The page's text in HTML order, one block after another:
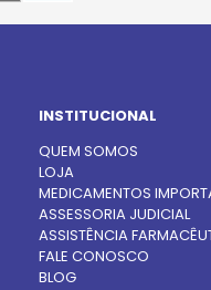
INSTITUCIONAL
QUEM SOMOS
LOJA
MEDICAMENTOS
ASSESSORIA JUDICIAL
ASSISTÊNCIA
FALE CONOSCO
BLOG